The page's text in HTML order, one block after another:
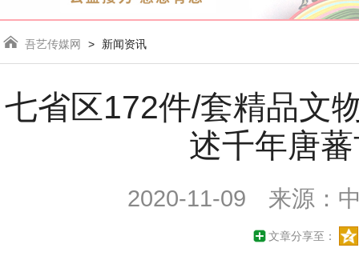
吾艺传媒网
 > 新闻资讯
七省区172件/套精品文
述千年唐
2020-11-09 来源：
文章分享至：